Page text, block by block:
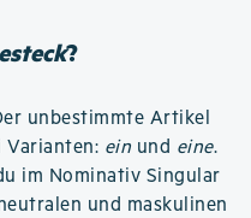
?
unbestimmte Artikel
Varianten: ein und eine.
im Nominativ Singular
und maskulinen